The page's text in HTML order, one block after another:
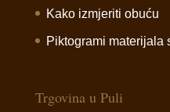
Kako izmjeriti obuću
Piktogrami materijala
Trgovina u Puli